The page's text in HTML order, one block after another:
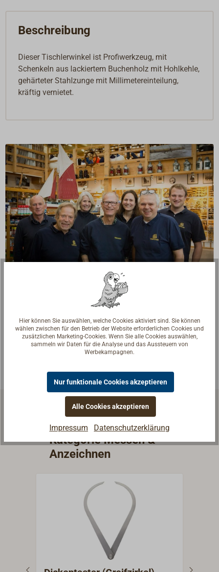
Beschreibung
Dieser Tischlerwinkel ist Profiwerkzeug, mit
Schenkeln aus lackiertem Buchenholz mit Hohlkehle,
gehärteter Stahlzunge mit Millimetereinteilung,
kräftig vernietet.
Fragen zum Artikel?
Reden Sie mit Handwerkern, Bootsbauern und
Seglerinnen. Wir verstehen Ihre Fragen und geben die
passende Antwort.
Experten kontaktieren
Weitere Artikel aus der
Kategorie Messen &
Anzeichnen
Hier können Sie auswählen, welche Cookies aktiviert sind. Sie können
wählen zwischen für den Betrieb der Website erforderlichen Cookies und
zusätzlichen Marketing-Cookies. Wenn Sie alle Cookies auswählen,
sammeln wir Daten für die Analyse und das Aussteuern von
Werbekampagnen.
Nur funktionale Cookies akzeptieren
Alle Cookies akzeptieren
Impressum Datenschutzerklärung